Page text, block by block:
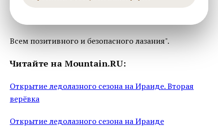
Всем позитивного и безопасного лазания".
Читайте на Mountain.RU:
Открытие ледолазного сезона на Ираиде. Вторая
верёвка
Открытие ледолазного сезона на Ираиде